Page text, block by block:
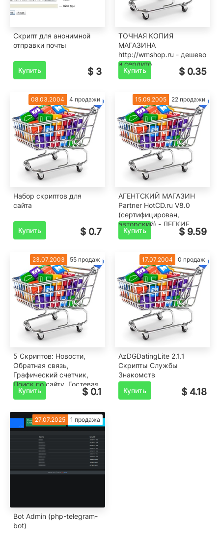
Скрипт для анонимной
отправки почты
Купить $ 3
ТОЧНАЯ КОПИЯ
МАГАЗИНА
http://wmshop.ru - дешево
и сердито
Купить $ 0.35
08.03.2004 4 продажи
Набор скриптов для
сайта
Купить $ 0.7
15.09.2005 22 продажи
АГЕНТСКИЙ МАГАЗИН
Partner HotCD.ru V8.0
(сертифицирован,
авторский) - ЛЕГКИЕ
ДЕНЬГИ КАЖДЫЙ ДЕНЬ
Купить $ 9.59
23.07.2003 55 продаж
5 Скриптов: Новости,
Обратная связь,
Графический счетчик,
Поиск по сайту, Гостевая
книга.
Купить $ 0.1
17.07.2004 0 продаж
AzDGDatingLite 2.1.1
Скрипты Службы
Знакомств
Купить
$ 4.18
27.07.2025 1 продажа
Bot Admin (php-telegram-
bot)